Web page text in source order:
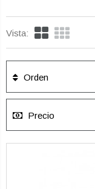
Vista:
Orden
Precio